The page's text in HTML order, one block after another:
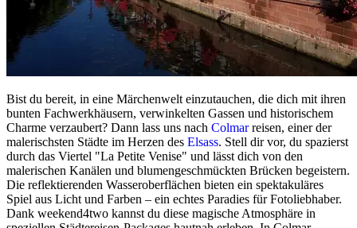
Bist du bereit, in eine Märchenwelt einzutauchen, die dich mit ihren
bunten Fachwerkhäusern, verwinkelten Gassen und historischem
Charme verzaubert? Dann lass uns nach Colmarreisen, einer der
malerischsten Städte im Herzen des Elsass. Stell dir vor, du spazierst
durch das Viertel "La Petite Venise" und lässt dich von den
malerischen Kanälen und blumengeschmückten Brücken begeistern.
Die reflektierenden Wasseroberflächen bieten ein spektakuläres
Spiel aus Licht und Farben – ein echtes Paradies für Fotoliebhaber.
Dank weekend4two kannst du diese magische Atmosphäre in